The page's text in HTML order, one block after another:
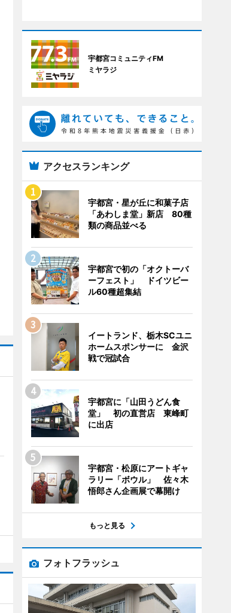
宇都宮コミュニティFM
ミヤラジ
アクセスランキング
宇都宮・星が丘に和菓子店
「あわしま堂」新店 80種
類の商品並べる
宇都宮で初の「オクトーバ
ーフェスト」 ドイツビー
ル60種超集結
イートランド、栃木SCユニ
ホームスポンサーに 金沢
戦で冠試合
宇都宮に「山田うどん食
堂」 初の直営店 東峰町
に出店
宇都宮・松原にアートギャ
ラリー「ボウル」 佐々木
悟郎さん企画展で幕開け
もっと見る
フォトフラッシュ